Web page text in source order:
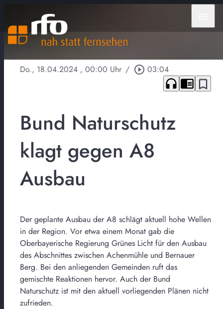
Do., 18.04.2024 , 00:00 Uhr / play_circle_outline 03:04
headphones chrome_reader_mode bookmark_border
Bund Naturschutz
klagt gegen A8
Ausbau
Der geplante Ausbau der A8 schlägt aktuell hohe Wellen
in der Region. Vor etwa einem Monat gab die
Oberbayerische Regierung Grünes Licht für den Ausbau
des Abschnittes zwischen Achenmühle und Bernauer
Berg. Bei den anliegenden Gemeinden ruft das
gemischte Reaktionen hervor. Auch der Bund
Naturschutz ist mit den aktuell vorliegenden Plänen nicht
zufrieden.